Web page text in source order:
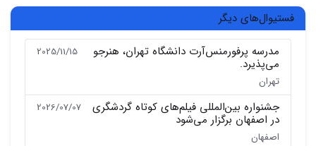
فستیوال‌های دیگر
مدرسه پرفورمنس‌آرت دانشگاه تهران، هنرجو
می‌پذیرد.
2025/11/15
تهران
جشنواره بین‌المللی فیلم‌های کوتاه گردشگری
در اصفهان برگزار می‌شود
2026/07/07
اصفهان